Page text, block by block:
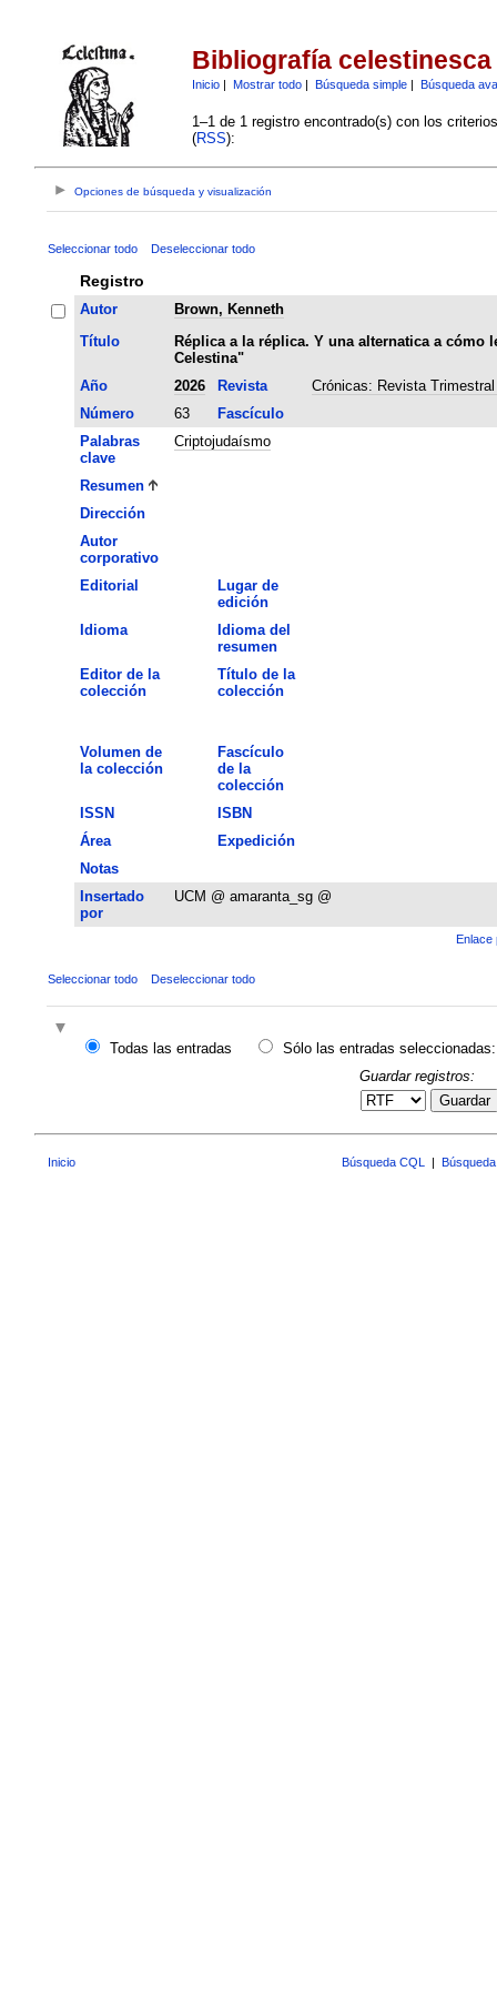
Bibliografía celestinesca
Inicio| Mostrar todo| Búsqueda simple| Búsqueda
1–1 de 1 registro encontrado(s) con los
(RSS):
Opciones de búsqueda y visualización
Seleccionar todo Deseleccionar todo
Registro
Autor
Brown, Kenneth
Título
Réplica a la réplica. Y una alternatica a
Celestina"
Año
2026 Revista
Crónicas: Revista
Número
63
Fascículo
Palabras
clave
Criptojudaísmo
Resumen
Dirección
Autor
corporativo
Editorial
Lugar de
edición
Idioma
Idioma del
resumen
Editor de la
colección
Título de la
colección
Volumen de
la colección
Fascículo
de la
colección
ISSN
ISBN
Área
Expedición
Notas
Insertado
por
UCM @ amaranta_sg @
Enlace
Seleccionar todo Deseleccionar todo
Todas las entradas
Sólo las entradas seleccionadas:
Guardar registros:
Guardar
Inicio Búsqueda CQL